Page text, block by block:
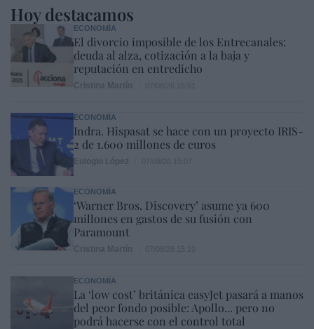
Hoy destacamos
ECONOMÍA
El divorcio imposible de los Entrecanales:
deuda al alza, cotización a la baja y
reputación en entredicho
ECONOMÍA
Indra. Hispasat se hace con un proyecto IRIS-
2 de 1.600 millones de euros
ECONOMÍA
‘Warner Bros. Discovery’ asume ya 600
millones en gastos de su fusión con
Paramount
ECONOMÍA
La ‘low cost’ británica easyJet pasará a manos
del peor fondo posible: Apollo... pero no
podrá hacerse con el control total